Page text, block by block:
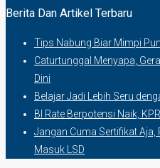
Berita Dan Artikel Terbaru
Tips Nabung Biar Mimpi
Caturtunggal Menyapa,
Dini
Belajar Jadi Lebih Seru
BI Rate Berpotensi Naik,
Jangan Cuma Sertifikat Aja,
Masuk LSD